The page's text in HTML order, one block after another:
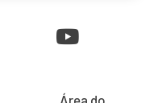
Área do